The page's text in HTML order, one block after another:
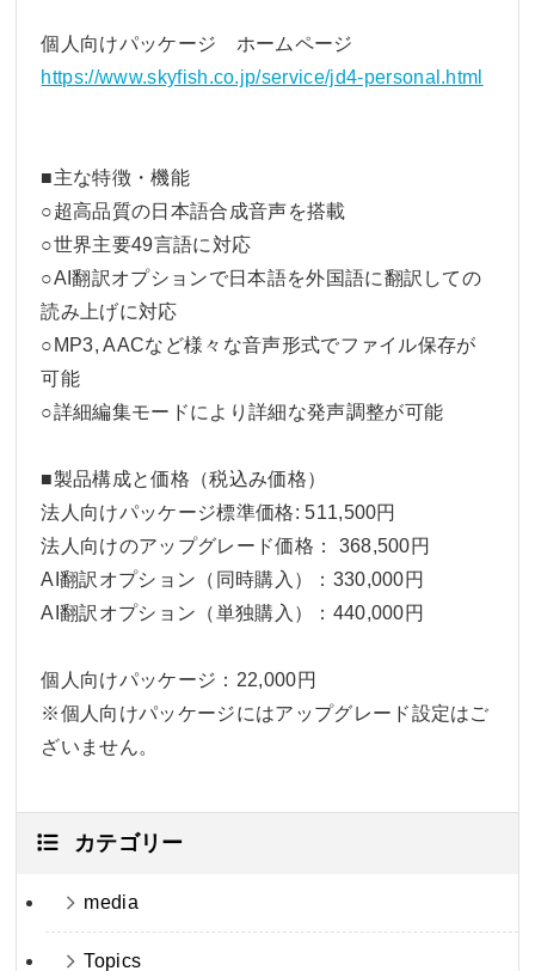
個人向けパッケージ ホームページ
https://www.skyfish.co.jp/service/jd4-personal.html
■主な特徴・機能
○超高品質の日本語合成音声を搭載
○世界主要49言語に対応
○AI翻訳オプションで日本語を外国語に翻訳しての
読み上げに対応
○MP3, AACなど様々な音声形式でファイル保存が
可能
○詳細編集モードにより詳細な発声調整が可能
■製品構成と価格（税込み価格）
法人向けパッケージ標準価格: 511,500円
法人向けのアップグレード価格： 368,500円
AI翻訳オプション（同時購入）：330,000円
AI翻訳オプション（単独購入）：440,000円
個人向けパッケージ：22,000円
※個人向けパッケージにはアップグレード設定はご
ざいません。
カテゴリー
media
Topics